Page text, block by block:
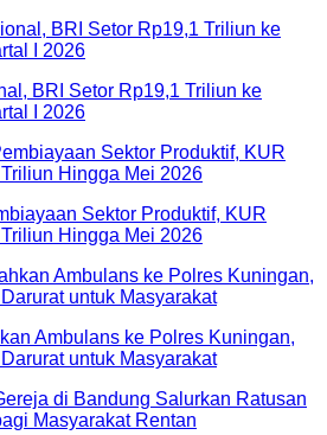
BRI Setor Rp19,1 Triliun ke
I 2026
Sektor Produktif, KUR
Hingga Mei 2026
Ambulans ke Polres Kuningan,
untuk Masyarakat